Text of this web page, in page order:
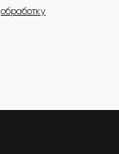
обработку